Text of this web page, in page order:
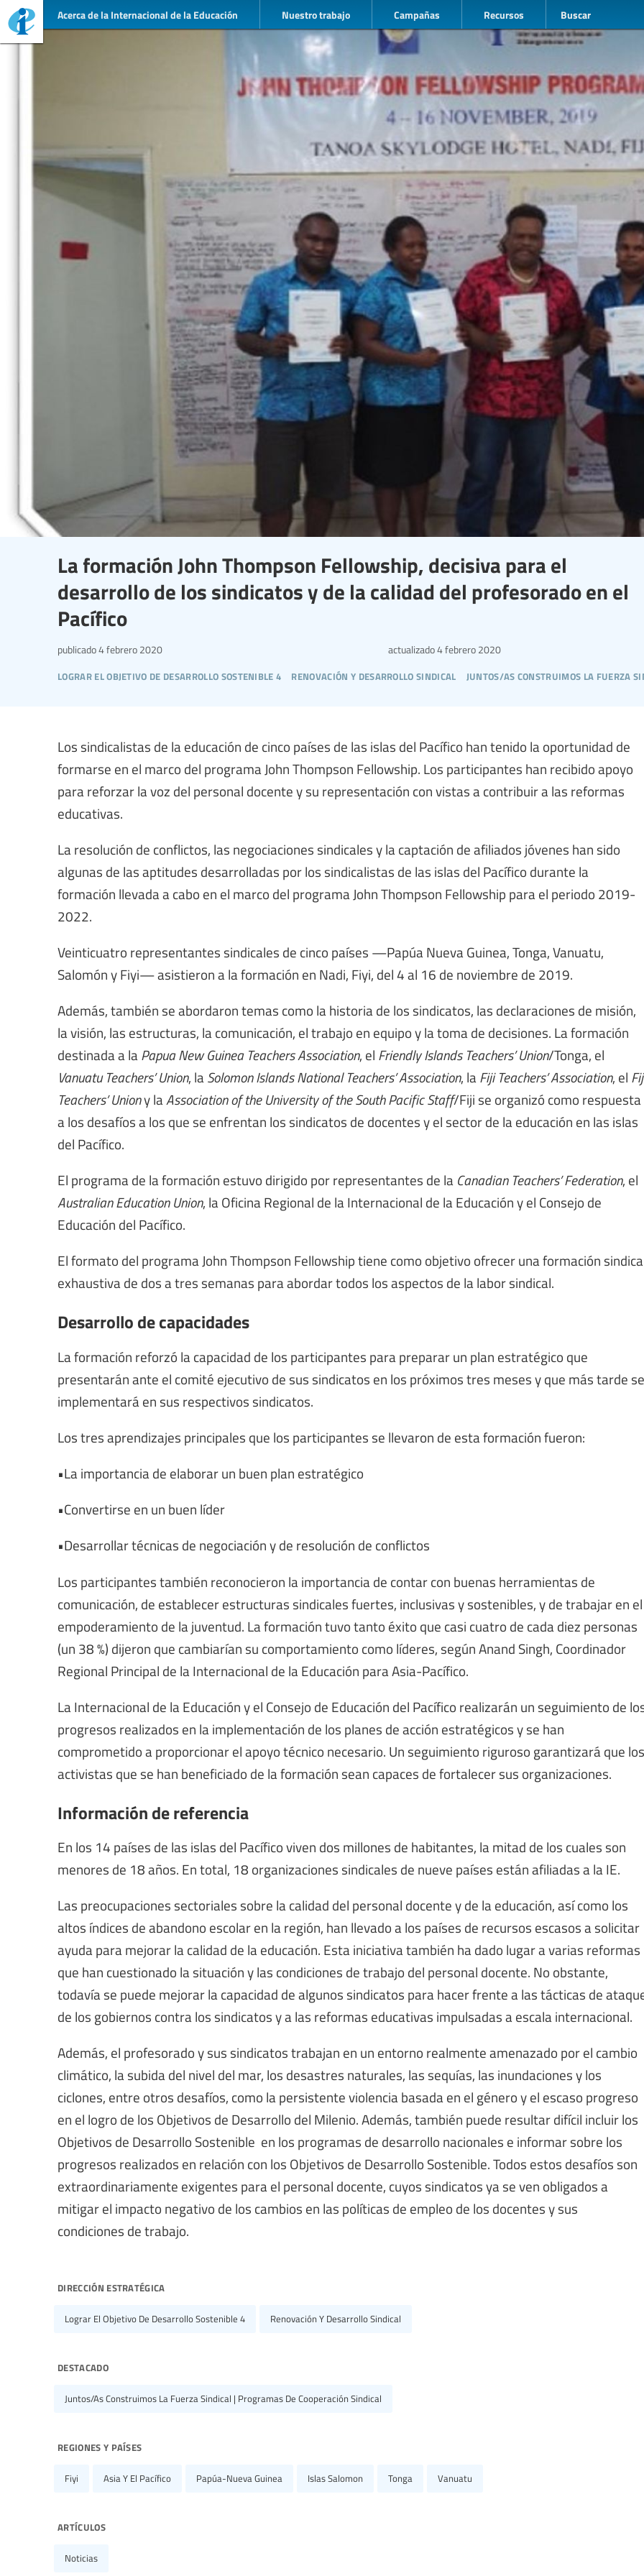
Acerca de la Internacional de la Educación Nuestro trabajo Campañas Recursos Buscar
La formación John Thompson Fellowship, decisiva para el
desarrollo de los sindicatos y de la calidad del profesorado en el
Pacífico
lograr el objetivo de desarrollo sostenible 4 renovación y desarrollo sindical juntos/as construimos la fuerza
publicado4 febrero 2020 actualizado4 febrero 2020
Los sindicalistas de la educación de cinco países de las islas del Pacífico han tenido la oportunidad de
formarse en el marco del programa John Thompson Fellowship. Los participantes han recibido apoyo
para reforzar la voz del personal docente y su representación con vistas a contribuir a las reformas
educativas.
La resolución de conflictos, las negociaciones sindicales y la captación de afiliados jóvenes han sido
algunas de las aptitudes desarrolladas por los sindicalistas de las islas del Pacífico durante la
formación llevada a cabo en el marco del programa John Thompson Fellowship para el periodo 2019-
2022.
Veinticuatro representantes sindicales de cinco países —Papúa Nueva Guinea, Tonga, Vanuatu,
Salomón y Fiyi— asistieron a la formación en Nadi, Fiyi, del 4 al 16 de noviembre de 2019.
Además, también se abordaron temas como la historia de los sindicatos, las declaraciones de misión,
la visión, las estructuras, la comunicación, el trabajo en equipo y la toma de decisiones. La formación
destinada a la Papua New Guinea Teachers Association, el Friendly Islands Teachers’ Union/Tonga, el
Vanuatu Teachers’ Union, la Solomon Islands National Teachers’ Association, la Fiji Teachers’ Association, el
Teachers’ Uniony la Association of the University of the South Pacific Staff/Fiji se organizó como respuesta
a los desafíos a los que se enfrentan los sindicatos de docentes y el sector de la educación en las islas
del Pacífico.
El programa de la formación estuvo dirigido por representantes de la Canadian Teachers’ Federation, el
Australian Education Union, la Oficina Regional de la Internacional de la Educación y el Consejo de
Educación del Pacífico.
El formato del programa John Thompson Fellowship tiene como objetivo ofrecer una formación
exhaustiva de dos a tres semanas para abordar todos los aspectos de la labor sindical.
Desarrollo de capacidades
La formación reforzó la capacidad de los participantes para preparar un plan estratégico que
presentarán ante el comité ejecutivo de sus sindicatos en los próximos tres meses y que más tarde se
implementará en sus respectivos sindicatos.
Los tres aprendizajes principales que los participantes se llevaron de esta formación fueron:
•La importancia de elaborar un buen plan estratégico
•Convertirse en un buen líder
•Desarrollar técnicas de negociación y de resolución de conflictos
Los participantes también reconocieron la importancia de contar con buenas herramientas de
comunicación, de establecer estructuras sindicales fuertes, inclusivas y sostenibles, y de trabajar en el
empoderamiento de la juventud. La formación tuvo tanto éxito que casi cuatro de cada diez personas
(un 38 %) dijeron que cambiarían su comportamiento como líderes, según Anand Singh, Coordinador
Regional Principal de la Internacional de la Educación para Asia-Pacífico.
La Internacional de la Educación y el Consejo de Educación del Pacífico realizarán un seguimiento de
progresos realizados en la implementación de los planes de acción estratégicos y se han
comprometido a proporcionar el apoyo técnico necesario. Un seguimiento riguroso garantizará que los
activistas que se han beneficiado de la formación sean capaces de fortalecer sus organizaciones.
Información de referencia
En los 14 países de las islas del Pacífico viven dos millones de habitantes, la mitad de los cuales son
menores de 18 años. En total, 18 organizaciones sindicales de nueve países están afiliadas a la IE.
Las preocupaciones sectoriales sobre la calidad del personal docente y de la educación, así como los
altos índices de abandono escolar en la región, han llevado a los países de recursos escasos a solicitar
ayuda para mejorar la calidad de la educación. Esta iniciativa también ha dado lugar a varias reformas
que han cuestionado la situación y las condiciones de trabajo del personal docente. No obstante,
todavía se puede mejorar la capacidad de algunos sindicatos para hacer frente a las tácticas de
de los gobiernos contra los sindicatos y a las reformas educativas impulsadas a escala internacional.
Además, el profesorado y sus sindicatos trabajan en un entorno realmente amenazado por el cambio
climático, la subida del nivel del mar, los desastres naturales, las sequías, las inundaciones y los
ciclones, entre otros desafíos, como la persistente violencia basada en el género y el escaso progreso
en el logro de los Objetivos de Desarrollo del Milenio. Además, también puede resultar difícil incluir los
Objetivos de Desarrollo Sostenible en los programas de desarrollo nacionales e informar sobre los
progresos realizados en relación con los Objetivos de Desarrollo Sostenible. Todos estos desafíos son
extraordinariamente exigentes para el personal docente, cuyos sindicatos ya se ven obligados a
mitigar el impacto negativo de los cambios en las políticas de empleo de los docentes y sus
condiciones de trabajo.
dirección estratégica
Lograr El Objetivo De Desarrollo Sostenible 4 Renovación Y Desarrollo Sindical
destacado
Juntos/as Construimos La Fuerza Sindical | Programas De Cooperación Sindical
regiones y países
Fiyi Asia Y El Pacífico Papúa-Nueva Guinea Islas Salomon Tonga Vanuatu
artículos
Noticias